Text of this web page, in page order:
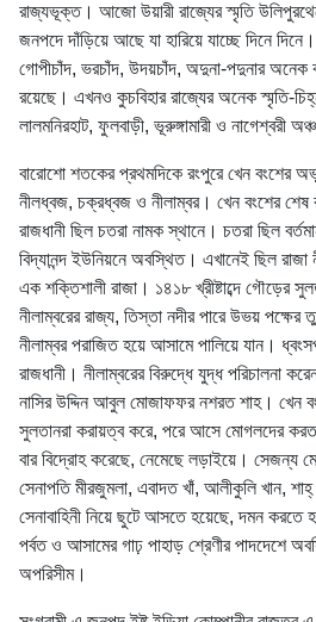
রাজ্যভূক্ত। আজো উয়ারী রাজ্যের স্মৃতি
জনপদে দাঁড়িয়ে আছে যা হারিয়ে যাচ্ছে দিনে
গোপীচাঁদ, ভরচাঁদ, উদয়চাঁদ, অদুনা-পদুনার অনেক
রয়েছে। এখনও কুচবিহার রাজ্যের অনেক স্মৃতি-
লালমনিরহাট, ফুলবাড়ী, ভূরুঙ্গামারী ও নাগেশ্বরী
বারোশো শতকের প্রথমদিকে রংপুরে খেন বংশের
নীলধ্বজ, চক্রধ্বজ ও নীলাম্বর। খেন বংশের শেষ
রাজধানী ছিল চতরা নামক স্থানে। চতরা ছিল
বিদ্যানন্দ ইউনিয়নে অবস্থিত। এখানেই ছিল রাজা
এক শক্তিশালী রাজা। ১৪১৮ খ্রীষ্টাব্দে গৌড়ের
নীলাম্বরের রাজ্য, তিস্তা নদীর পারে উভয়
নীলাম্বর পরাজিত হয়ে আসামে পালিয়ে যান।
রাজধানী। নীলাম্বরের বিরুদ্ধে যুদ্ধ পরিচালনা
নাসির উদ্দিন আবুল মোজাফফর নশরত শাহ। খেন
সুলতানরা করায়ত্ব করে, পরে আসে মোগলদের
বার বিদ্রোহ করেছে, নেমেছে লড়াইয়ে। সেজন্য
সেনাপতি মীরজুমলা, এবাদত খাঁ, আলীকুলি খান,
সেনাবাহিনী নিয়ে ছুটে আসতে হয়েছে, দমন করতে
পর্বত ও আসামের গাঢ় পাহাড় শ্রেণীর পাদদেশে
অপরিসীম।